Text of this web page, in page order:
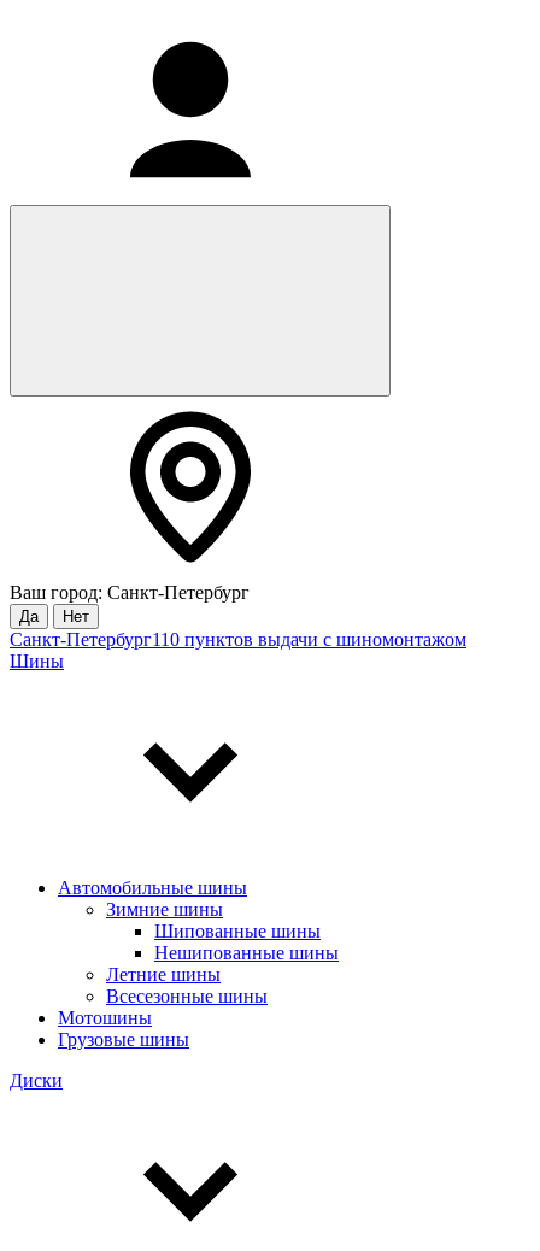
Ваш город: Санкт-Петербург
Да Нет
Санкт-Петербург110 пунктов выдачи с шиномонтажом
Шины
Автомобильные шины
Зимние шины
Шипованные шины
Нешипованные шины
Летние шины
Всесезонные шины
Мотошины
Грузовые шины
Диски